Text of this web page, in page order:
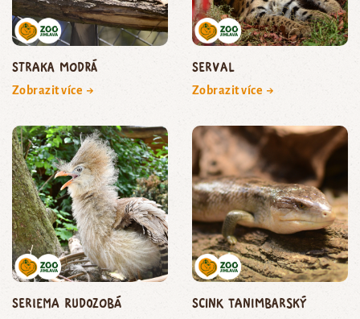
straka modrá
Zobrazit více →
serval
Zobrazit více →
seriema rudozobá scink tanimbarský